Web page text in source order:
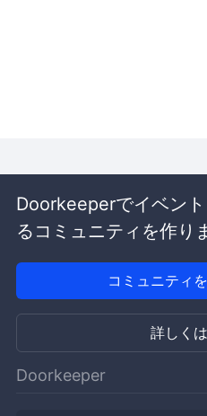
Doorkeeperでイベン
るコミュニティを作り
コミュニティ
詳しく
Doorkeeper